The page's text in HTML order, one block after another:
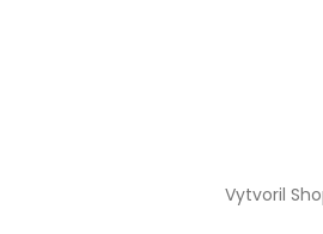
Vytvoril